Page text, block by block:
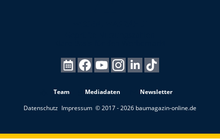
Team Mediadaten
Newsletter
Datenschutz Impressum © 2017 - 2026 baumagazin-online.de